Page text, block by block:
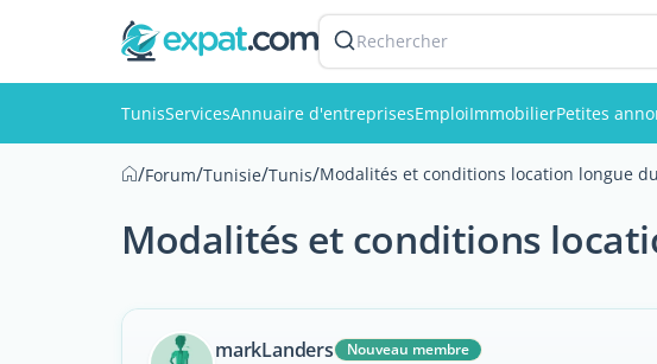
Rechercher
TunisServicesAnnuaire d'entreprisesEmploiImmobilierPetites
/Forum/Tunisie/Tunis/Modalités et conditions location longue
Modalités et conditions
markLanders
Nouveau membre